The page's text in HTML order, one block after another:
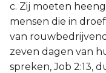
c. Zij moeten
mensen die in
van
zeven dagen van
spreken, Job 2:13,